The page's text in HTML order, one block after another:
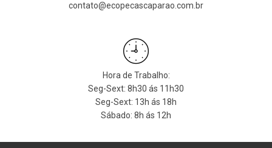
contato@ecopecascaparao.com.br
Hora de Trabalho:
Seg-Sext: 8h30 ás 11h30
Seg-Sext: 13h ás 18h
Sábado: 8h ás 12h